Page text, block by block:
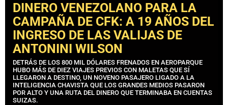
DINERO VENEZOLANO PARA LA
CAMPAÑA DE CFK: A 19 AÑOS DEL
INGRESO DE LAS VALIJAS DE
ANTONINI WILSON
DETRÁS DE LOS 800 MIL DÓLARES FRENADOS EN AEROPARQUE
HUBO MÁS DE DIEZ VIAJES PREVIOS CON MALETAS QUE SÍ
LLEGARON A DESTINO, UN NOVENO PASAJERO LIGADO A LA
INTELIGENCIA CHAVISTA QUE LOS GRANDES MEDIOS PASARON
POR ALTO Y UNA RUTA DEL DINERO QUE TERMINABA EN CUENTAS
SUIZAS.